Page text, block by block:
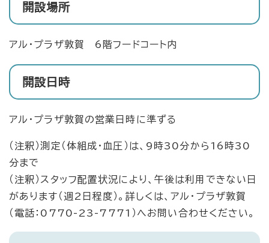
開設場所
アル・プラザ敦賀 6階フードコート内
開設日時
アル・プラザ敦賀の営業日時に準ずる
（注釈）測定（体組成・血圧）は、9時30分から16時30
分まで
（注釈）スタッフ配置状況により、午後は利用できない日
があります（週2日程度）。詳しくは、アル・プラザ敦賀
（電話：0770-23-7771）へお問い合わせください。